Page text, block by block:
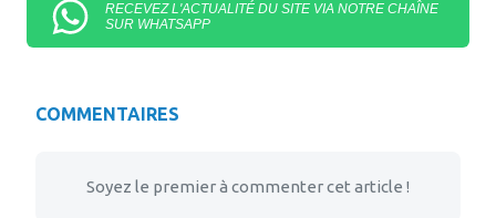
RECEVEZ L'ACTUALITÉ DU SITE VIA NOTRE CHAÎNE
SUR WHATSAPP
COMMENTAIRES
Soyez le premier à commenter cet article !